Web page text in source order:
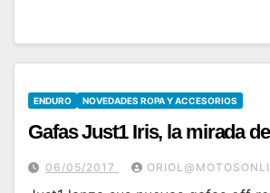
ENDURO NOVEDADES ROPA Y ACCESORIOS
Gafas Just1 Iris, la mirada
06/05/2017